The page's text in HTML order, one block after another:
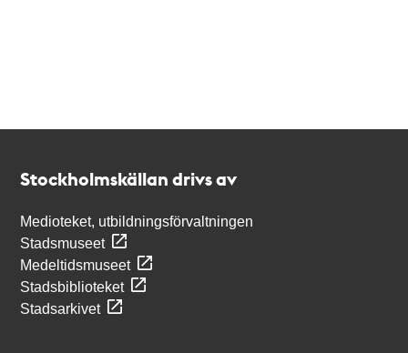
Stockholmskällan drivs av
Medioteket, utbildningsförvaltningen
Stadsmuseet
Medeltidsmuseet
Stadsbiblioteket
Stadsarkivet